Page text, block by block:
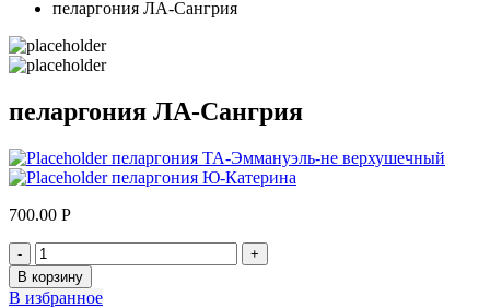
пеларгония ЛА-Сангрия
пеларгония ЛА-Сангрия
пеларгония ТА-Эммануэль-не верхушечный
пеларгония Ю-Катерина
700.00 Р
-
+
В корзину
В избранное